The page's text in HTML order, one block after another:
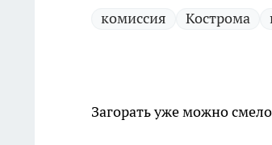
комиссия Кострома
Загорать уже можно